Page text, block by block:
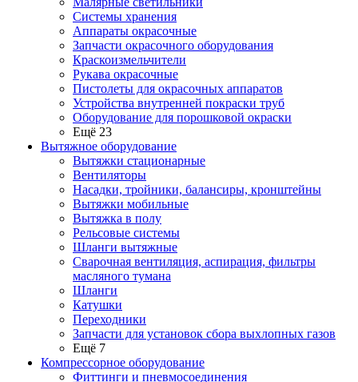
Системы хранения
Аппараты окрасочные
Запчасти окрасочного оборудования
Краскоизмельчители
Рукава окрасочные
Пистолеты для окрасочных аппаратов
Устройства внутренней покраски труб
Оборудование для порошковой окраски
Ещё 23
Вытяжное оборудование
Вытяжки стационарные
Вентиляторы
Насадки, тройники, балансиры, кронштейны
Вытяжки мобильные
Вытяжка в полу
Рельсовые системы
Шланги вытяжные
Сварочная вентиляция, аспирация, фильтры
масляного тумана
Шланги
Катушки
Переходники
Запчасти для установок сбора выхлопных газов
Ещё 7
Компрессорное оборудование
Фиттинги и пневмосоединения